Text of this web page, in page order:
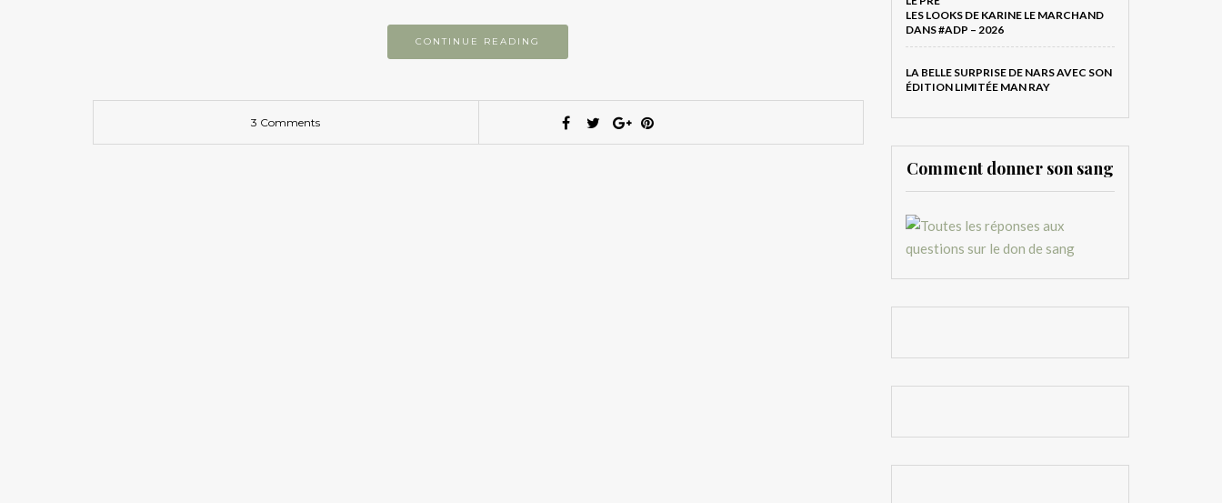
CONTINUE READING
3 Comments
LES LOOKS DE KARINE LE MARCHAND
DANS #ADP – 2026
LA BELLE SURPRISE DE NARS AVEC SON
ÉDITION LIMITÉE MAN RAY
Comment donner son sang